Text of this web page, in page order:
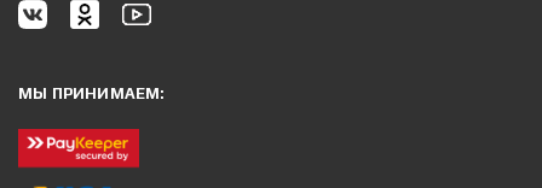
МЫ ПРИНИМАЕМ: